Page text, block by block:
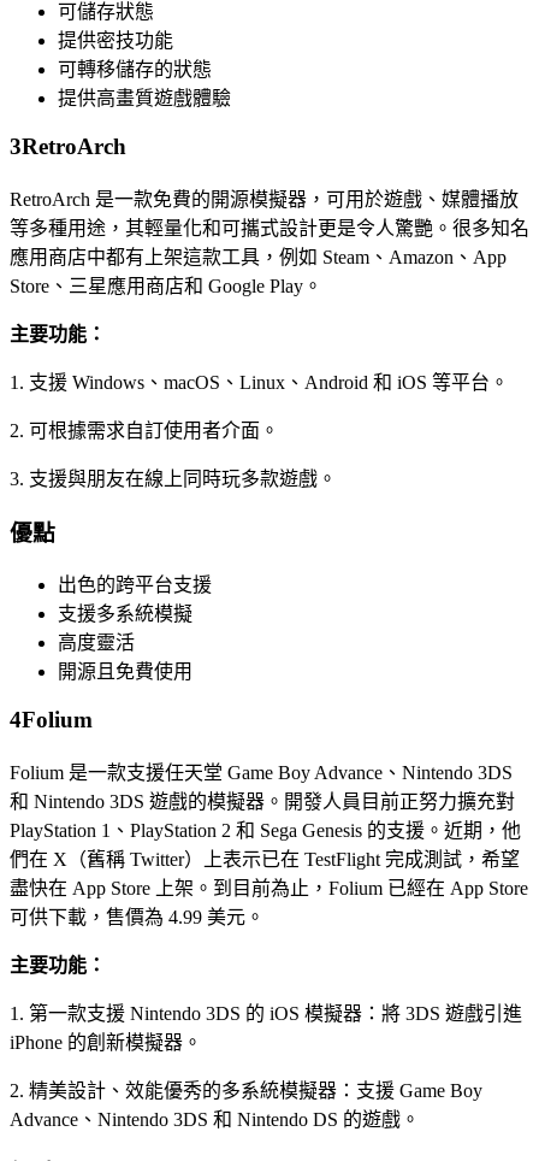
可儲存狀態
提供密技功能
可轉移儲存的狀態
提供高畫質遊戲體驗
3RetroArch
RetroArch 是一款免費的開源模擬器，可用於遊戲、媒體播放
等多種用途，其輕量化和可攜式設計更是令人驚艷。很多知名
應用商店中都有上架這款工具，例如 Steam、Amazon、App
Store、三星應用商店和 Google Play。
主要功能：
1. 支援 Windows、macOS、Linux、Android 和 iOS 等平台。
2. 可根據需求自訂使用者介面。
3. 支援與朋友在線上同時玩多款遊戲。
優點
出色的跨平台支援
支援多系統模擬
高度靈活
開源且免費使用
4Folium
Folium 是一款支援任天堂 Game Boy Advance、Nintendo 3DS
和 Nintendo 3DS 遊戲的模擬器。開發人員目前正努力擴充對
PlayStation 1、PlayStation 2 和 Sega Genesis 的支援。近期，他
們在 X（舊稱 Twitter）上表示已在 TestFlight 完成測試，希望
盡快在 App Store 上架。到目前為止，Folium 已經在 App Store
可供下載，售價為 4.99 美元。
主要功能：
1. 第一款支援 Nintendo 3DS 的 iOS 模擬器：將 3DS 遊戲引進
iPhone 的創新模擬器。
2. 精美設計、效能優秀的多系統模擬器：支援 Game Boy
Advance、Nintendo 3DS 和 Nintendo DS 的遊戲。